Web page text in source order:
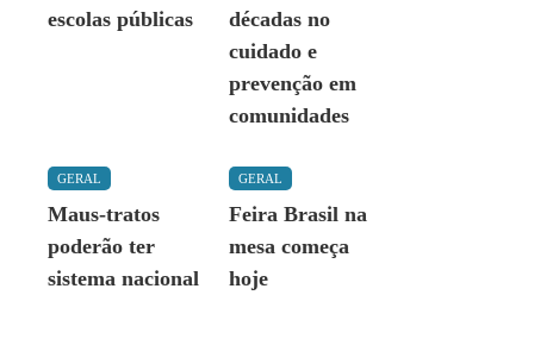
escolas públicas
décadas no
cuidado e
prevenção em
comunidades
GERAL
Maus-tratos
poderão ter
sistema nacional
GERAL
Feira Brasil na
mesa começa
hoje